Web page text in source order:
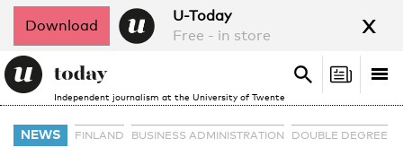
Download
U-Today
Free - in store
x
Independent journalism at the University of Twente
Search
Search
NEWS FINLAND BUSINESS ADMINISTRATION DOUBLE DEGREE